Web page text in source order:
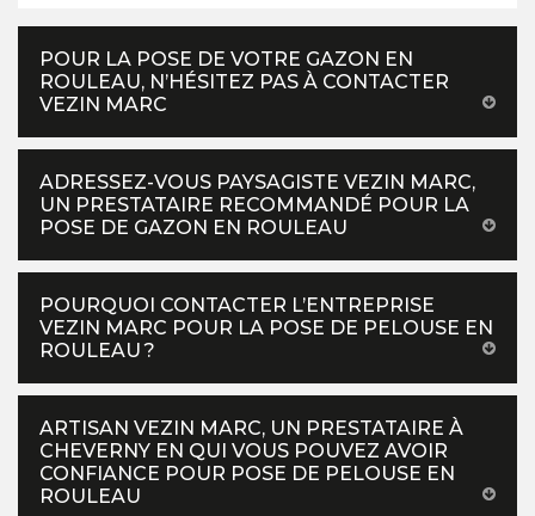
POUR LA POSE DE VOTRE GAZON EN
ROULEAU, N’HÉSITEZ PAS À CONTACTER
VEZIN MARC
ADRESSEZ-VOUS PAYSAGISTE VEZIN MARC,
UN PRESTATAIRE RECOMMANDÉ POUR LA
POSE DE GAZON EN ROULEAU
POURQUOI CONTACTER L’ENTREPRISE
VEZIN MARC POUR LA POSE DE PELOUSE EN
ROULEAU ?
ARTISAN VEZIN MARC, UN PRESTATAIRE À
CHEVERNY EN QUI VOUS POUVEZ AVOIR
CONFIANCE POUR POSE DE PELOUSE EN
ROULEAU